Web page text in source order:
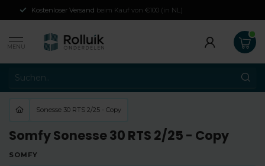
Kostenloser Versand beim Kauf von €100 (in NL)
MENU
Sonesse 30 RTS 2/25 - Copy
Somfy Sonesse 30 RTS 2/25 - Copy
SOMFY